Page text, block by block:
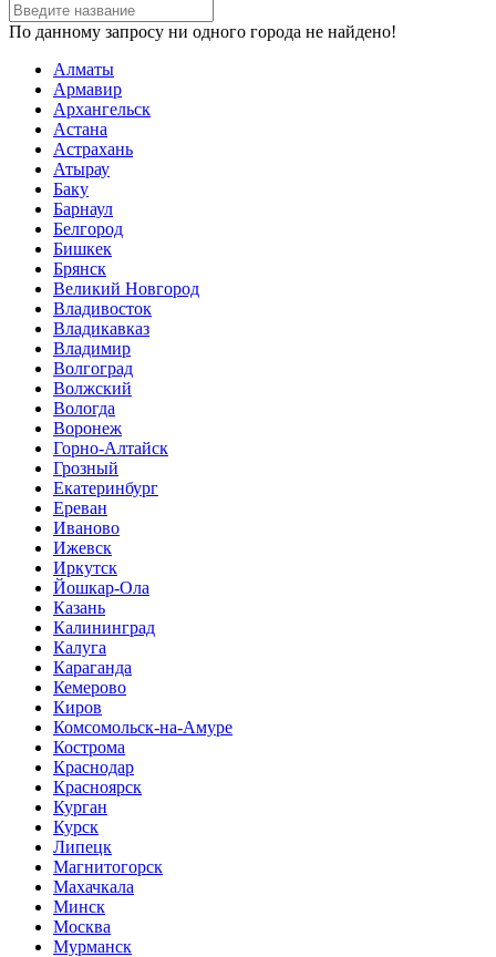
По данному запросу ни одного города не найдено!
Алматы
Армавир
Архангельск
Астана
Астрахань
Атырау
Баку
Барнаул
Белгород
Бишкек
Брянск
Великий Новгород
Владивосток
Владикавказ
Владимир
Волгоград
Волжский
Вологда
Воронеж
Горно-Алтайск
Грозный
Екатеринбург
Ереван
Иваново
Ижевск
Иркутск
Йошкар-Ола
Казань
Калининград
Калуга
Караганда
Кемерово
Киров
Комсомольск-на-Амуре
Кострома
Краснодар
Красноярск
Курган
Курск
Липецк
Магнитогорск
Махачкала
Минск
Москва
Мурманск